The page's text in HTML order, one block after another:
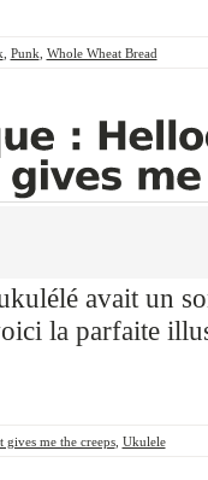
Punk Whole Wheat Bread
avait un
la parfaite
gives me the creeps, Ukulele